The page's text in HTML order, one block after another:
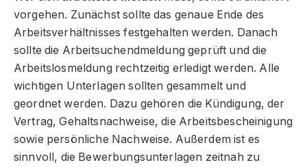
vorgehen. Zunächst sollte das genaue Ende des
Arbeitsverhältnisses festgehalten werden. Danach
sollte die Arbeitsuchendmeldung geprüft und die
Arbeitslosmeldung rechtzeitig erledigt werden. Alle
wichtigen Unterlagen sollten gesammelt und
geordnet werden. Dazu gehören die Kündigung, der
Vertrag, Gehaltsnachweise, die Arbeitsbescheinigung
sowie persönliche Nachweise. Außerdem ist es
sinnvoll, die Bewerbungsunterlagen zeitnah zu